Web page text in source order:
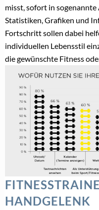
misst, sofort in
Statistiken, Grafiken und
Fortschritt sollen dabei
individuellen Lebensstil
die gewünschte Fitness
HANDGELENK